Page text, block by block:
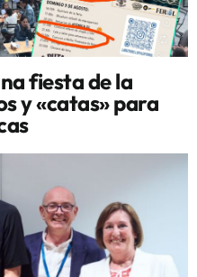
fiesta de la
y «catas» para